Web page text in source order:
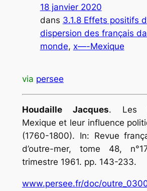
18 janvier 2020
dans 3.1.8 Effets positifs
dispersion des français
monde, x—-Mexique
via persee
Houdaille Jacques. Les
Mexique et leur influence
(1760-1800). In: Revue
d’outre-mer, tome 48,
trimestre 1961. pp. 143-233.
www.persee.fr/doc/